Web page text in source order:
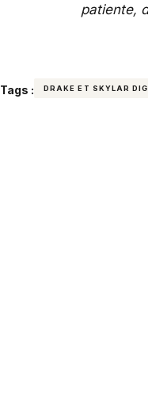
patiente,
Tags : DRAKE ET SKYLAR